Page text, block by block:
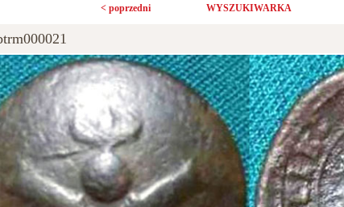
< poprzedni WYSZUKIWARKA